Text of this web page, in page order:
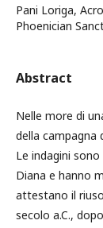
Pani Loriga,
Phoenician
Abstract
Nelle more di
della campagna
Le indagini
Diana e hanno
attestano il
secolo a.C.,